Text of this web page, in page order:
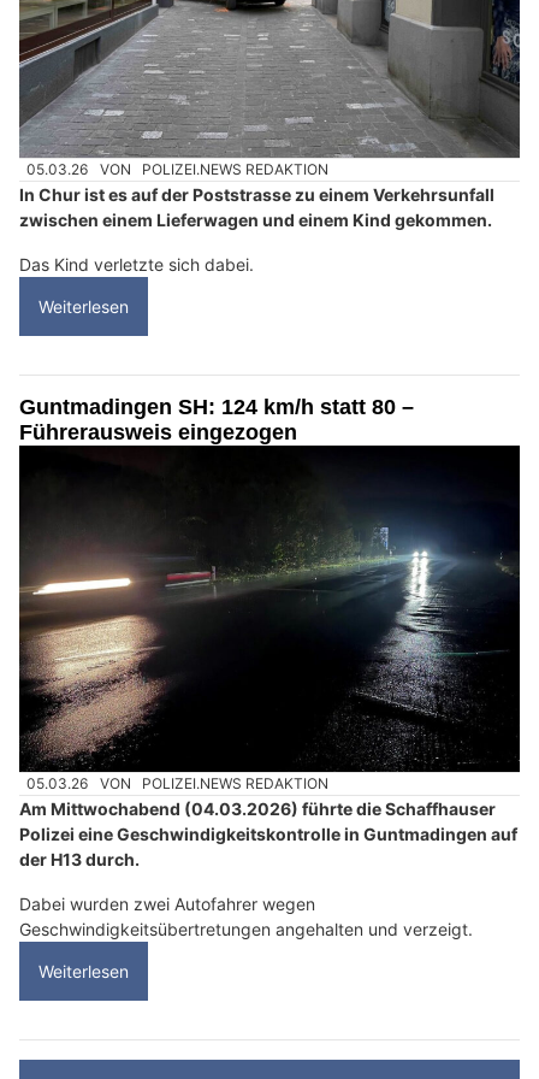
05.03.26 VON POLIZEI.NEWS REDAKTION
In Chur ist es auf der Poststrasse zu einem Verkehrsunfall
zwischen einem Lieferwagen und einem Kind gekommen.
Das Kind verletzte sich dabei.
Weiterlesen
Guntmadingen SH: 124 km/h statt 80 –
Führerausweis eingezogen
05.03.26 VON POLIZEI.NEWS REDAKTION
Am Mittwochabend (04.03.2026) führte die Schaffhauser
Polizei eine Geschwindigkeitskontrolle in Guntmadingen auf
der H13 durch.
Dabei wurden zwei Autofahrer wegen
Geschwindigkeitsübertretungen angehalten und verzeigt.
Weiterlesen